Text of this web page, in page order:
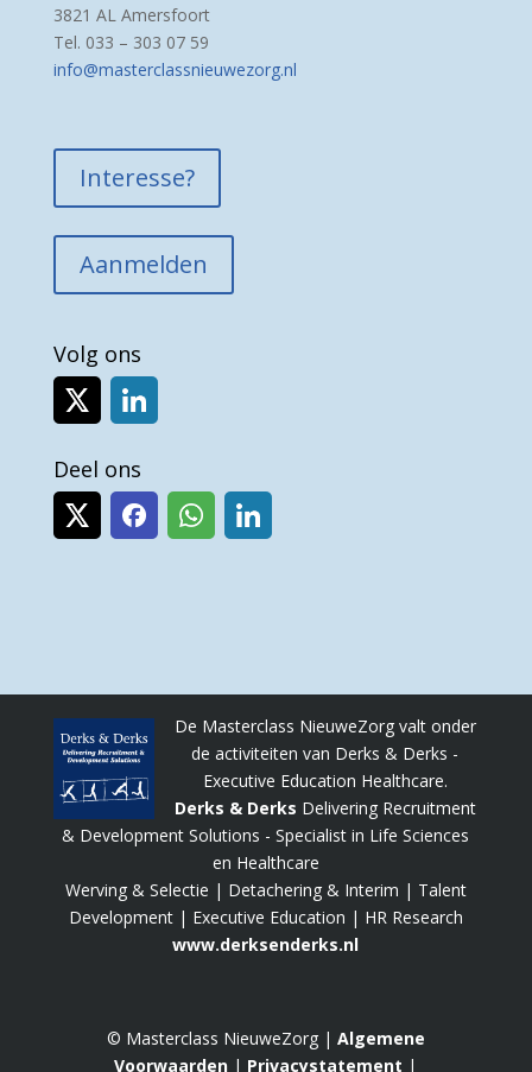
3821 AL Amersfoort
Tel. 033 – 303 07 59
info@masterclassnieuwezorg.nl
Interesse?
Aanmelden
Volg ons
Deel ons
De Masterclass NieuweZorg valt onder
de activiteiten van Derks & Derks -
Executive Education Healthcare.
Derks & Derks Delivering Recruitment
& Development Solutions - Specialist in Life Sciences
en Healthcare
Werving & Selectie | Detachering & Interim | Talent
Development | Executive Education | HR Research
www.derksenderks.nl
© Masterclass NieuweZorg | Algemene
Voorwaarden | Privacystatement |